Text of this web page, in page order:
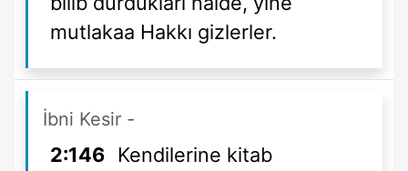
mutlakaa Hakkı gizlerler.
İbni Kesir -
2:146
Kendilerine kitab